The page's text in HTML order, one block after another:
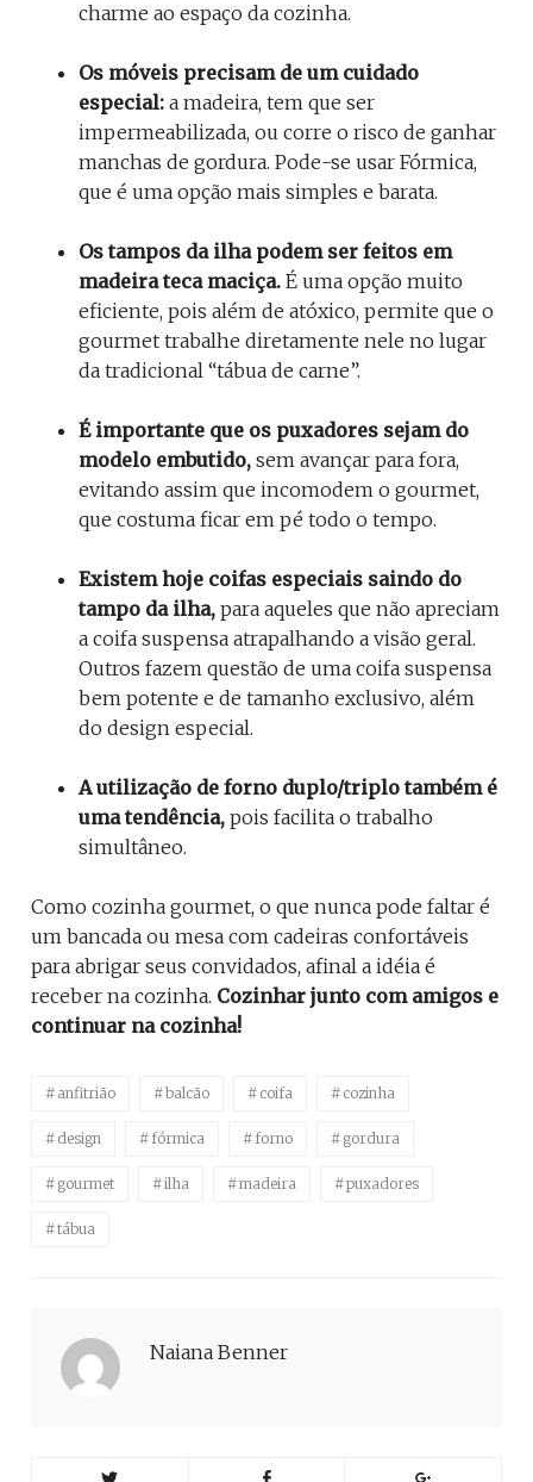
charme ao espaço da cozinha.
Os móveis precisam de um cuidado
especial: a madeira, tem que ser
impermeabilizada, ou corre o risco de ganhar
manchas de gordura. Pode-se usar Fórmica,
que é uma opção mais simples e barata.
Os tampos da ilha podem ser feitos em
madeira teca maciça. É uma opção muito
eficiente, pois além de atóxico, permite que o
gourmet trabalhe diretamente nele no lugar
da tradicional “tábua de carne”.
É importante que os puxadores sejam do
modelo embutido, sem avançar para fora,
evitando assim que incomodem o gourmet,
que costuma ficar em pé todo o tempo.
Existem hoje coifas especiais saindo do
tampo da ilha, para aqueles que não apreciam
a coifa suspensa atrapalhando a visão geral.
Outros fazem questão de uma coifa suspensa
bem potente e de tamanho exclusivo, além
do design especial.
A utilização de forno duplo/triplo também é
uma tendência, pois facilita o trabalho
simultâneo.
Como cozinha gourmet, o que nunca pode faltar é
um bancada ou mesa com cadeiras confortáveis
para abrigar seus convidados, afinal a idéia é
receber na cozinha. Cozinhar junto com amigos e
continuar na cozinha!
anfitrião balcão coifa cozinha
design fórmica forno gordura
gourmet ilha madeira puxadores
tábua
Naiana Benner